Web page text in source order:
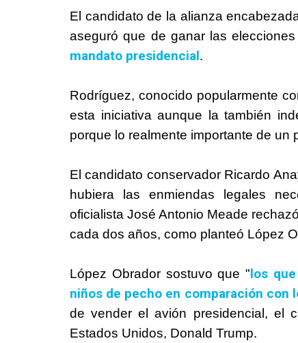
El candidato de la alianza
aseguró que de ganar las elecciones
mandato presidencial.
Rodríguez, conocido popularmente
esta iniciativa aunque la también
porque lo realmente importante de
El candidato conservador Ricardo
hubiera las enmiendas legales
oficialista José Antonio Meade
cada dos años, como planteó López
López Obrador sostuvo que "los
niños de pecho en comparación con
de vender el avión presidencial, el
Estados Unidos, Donald Trump.